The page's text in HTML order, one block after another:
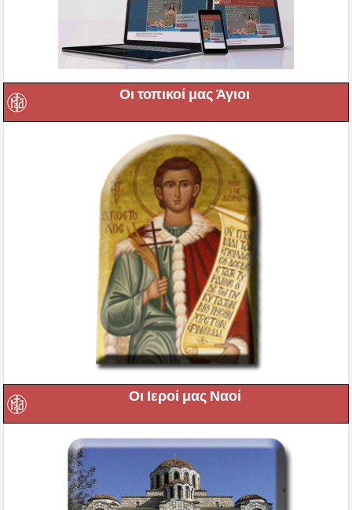
Οι τοπικοί μας Άγιοι
Οι Ιεροί μας Ναοί